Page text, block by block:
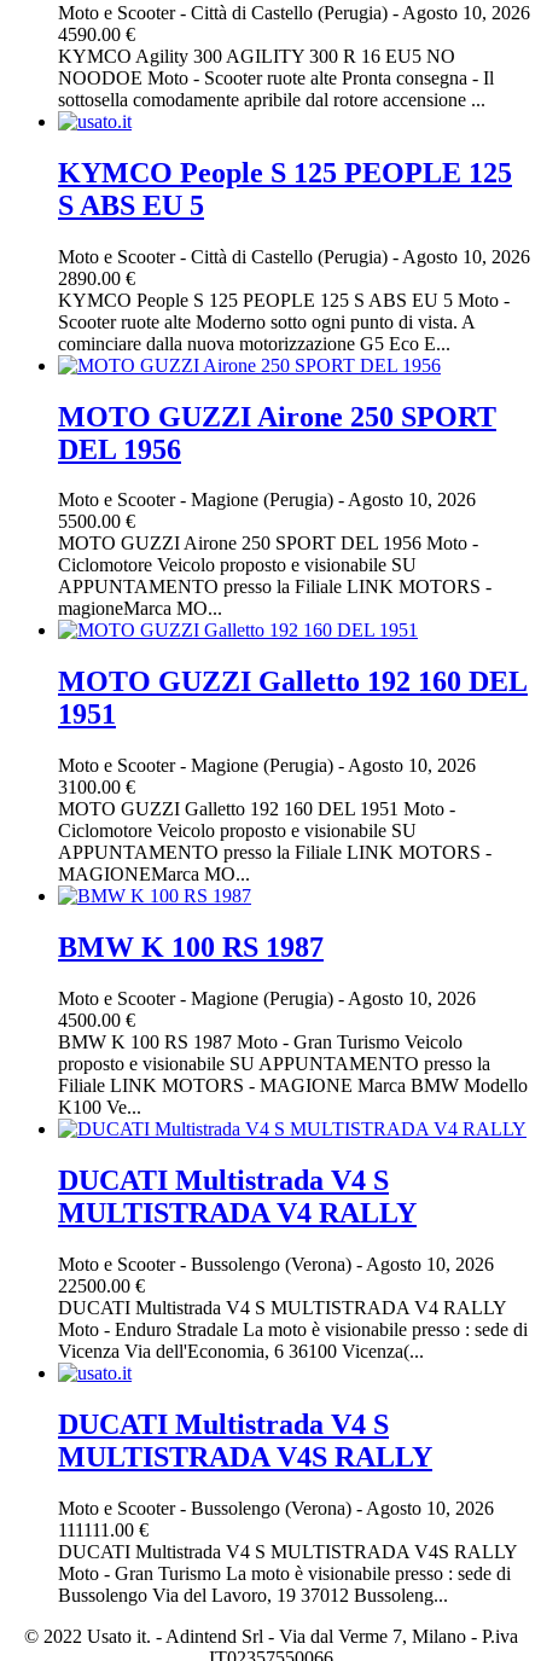
Moto e Scooter- Città di Castello (Perugia) - Agosto 10, 2026
4590.00 €
KYMCO Agility 300 AGILITY 300 R 16 EU5 NO
NOODOE Moto - Scooter ruote alte Pronta consegna - Il
sottosella comodamente apribile dal rotore accensione ...
KYMCO People S 125 PEOPLE 125
S ABS EU 5
Moto e Scooter- Città di Castello (Perugia) - Agosto 10, 2026
2890.00 €
KYMCO People S 125 PEOPLE 125 S ABS EU 5 Moto -
Scooter ruote alte Moderno sotto ogni punto di vista. A
cominciare dalla nuova motorizzazione G5 Eco E...
MOTO GUZZI Airone 250 SPORT
DEL 1956
Moto e Scooter- Magione (Perugia) -Agosto 10, 2026
5500.00 €
MOTO GUZZI Airone 250 SPORT DEL 1956 Moto -
Ciclomotore Veicolo proposto e visionabile SU
APPUNTAMENTO presso la Filiale LINK MOTORS -
magioneMarca MO...
MOTO GUZZI Galletto 192 160 DEL
1951
Moto e Scooter- Magione (Perugia) - Agosto 10, 2026
3100.00 €
MOTO GUZZI Galletto 192 160 DEL 1951 Moto -
Ciclomotore Veicolo proposto e visionabile SU
APPUNTAMENTO presso la Filiale LINK MOTORS -
MAGIONEMarca MO...
BMW K 100 RS 1987
Moto e Scooter- Magione (Perugia) - Agosto 10, 2026
4500.00 €
BMW K 100 RS 1987 Moto - Gran Turismo Veicolo
proposto e visionabile SU APPUNTAMENTO presso la
Filiale LINK MOTORS - MAGIONE Marca BMW Modello
K100 Ve...
DUCATI Multistrada V4 S
MULTISTRADA V4 RALLY
Moto e Scooter- Bussolengo (Verona) - Agosto 10, 2026
22500.00 €
DUCATI Multistrada V4 S MULTISTRADA V4 RALLY
Moto - Enduro Stradale La moto è visionabile presso : sede di
Vicenza Via dell'Economia, 6 36100 Vicenza(...
DUCATI Multistrada V4 S
MULTISTRADA V4S RALLY
Moto e Scooter- Bussolengo (Verona) - Agosto 10, 2026
111111.00 €
DUCATI Multistrada V4 S MULTISTRADA V4S RALLY
Moto - Gran Turismo La moto è visionabile presso : sede di
Bussolengo Via del Lavoro, 19 37012 Bussoleng...
© 2022 Usato it. - Adintend Srl - Via dal Verme 7, Milano - P.iva